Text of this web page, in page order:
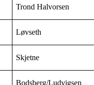
Trond Halvorsen
Løvseth
Skjetne
Bodsberg/Ludvigsen